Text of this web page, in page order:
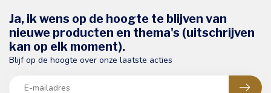
Ja, ik wens op de hoogte te blijven van
nieuwe producten en thema's (uitschrijven
kan op elk moment).
Blijf op de hoogte over onze laatste acties